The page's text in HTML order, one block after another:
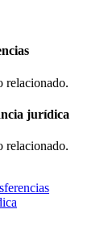
relacionado.
jurídica
relacionado.